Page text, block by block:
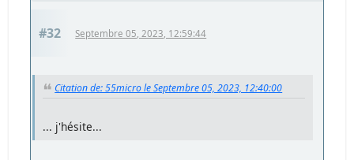
#32 Septembre 05, 2023, 12:59:44
Citation de: 55micro le Septembre 05, 2023, 12:40:00
... j'hésite...